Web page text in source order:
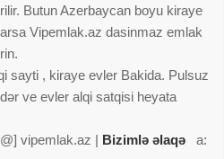
dayanacaqlar və idman mərkəzləri
baxımından böyük rahatlıq
yaşayanlar üçün həyətlərin
oyun meydançaları və yeraltı
yaradır. Belə binalarda liftlər
kommunikasiya sistemləri isə
Bu, həm enerjiyə qənaət, həm də
Butun Azerbaycan boyu kiraye
Vipemlak.az dasinmaz emlak
sayti , kiraye evler Bakida. Pulsuz
ve evler alqi satqisi heyata
vipemlak.az | Bizimlə əlaqə a: